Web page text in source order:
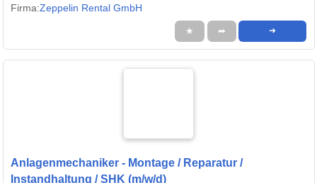
Firma:Zeppelin Rental GmbH
★ ➦ ➜
Anlagenmechaniker - Montage / Reparatur /
Instandhaltung / SHK (m/w/d)